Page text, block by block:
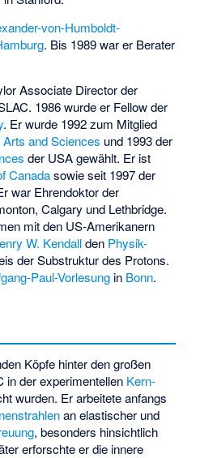
von-Humboldt-
. Bis 1989 war er Berater
Associate Director der
1986 wurde er Fellow der
. Er wurde 1992 zum Mitglied
and Sciences und 1993 der
der USA gewählt. Er ist
Canadasowie seit 1997 der
war Ehrendoktor der
Calgary und Lethbridge.
mit den US-Amerikanern
W. Kendallden Physik-
der Substruktur des Protons.
Paul-Vorlesung in Bonn.
Köpfe hinter den großen
in der experimentellen Kern-
wurden. Er arbeitete anfangs
anelastischer und
, besonders hinsichtlich
erforschte er die innere